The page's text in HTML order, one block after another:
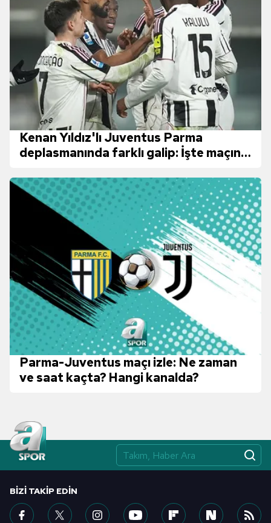
Kenan Yıldız'lı Juventus Parma
deplasmanında farklı galip: İşte maçın
Parma-Juventus maçı izle: Ne zaman
ve saat kaçta? Hangi kanalda?
BIZI TAKIP EDIN